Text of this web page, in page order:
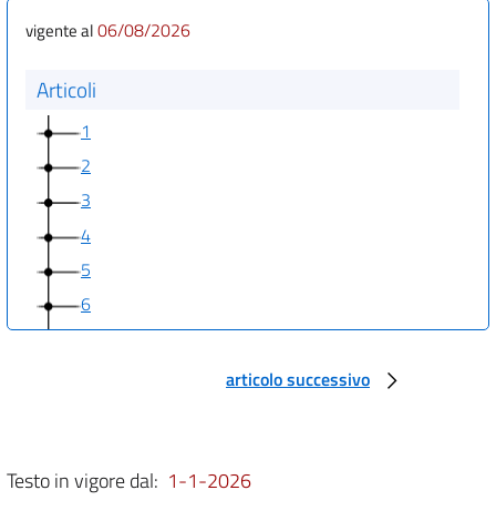
vigente al06/08/2026
Articoli
1
2
3
4
5
6
7
11
articolo successivo
Testo in vigore dal: 1-1-2026